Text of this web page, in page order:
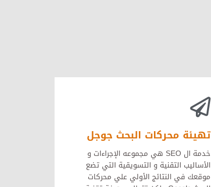
تهيئة محركات البحث جوجل
خدمة ال SEO هي مجموعه الإجراءات و
الأساليب التقنية و التسويقية التي تضع
موقعك في النتائج الأولي علي محركات